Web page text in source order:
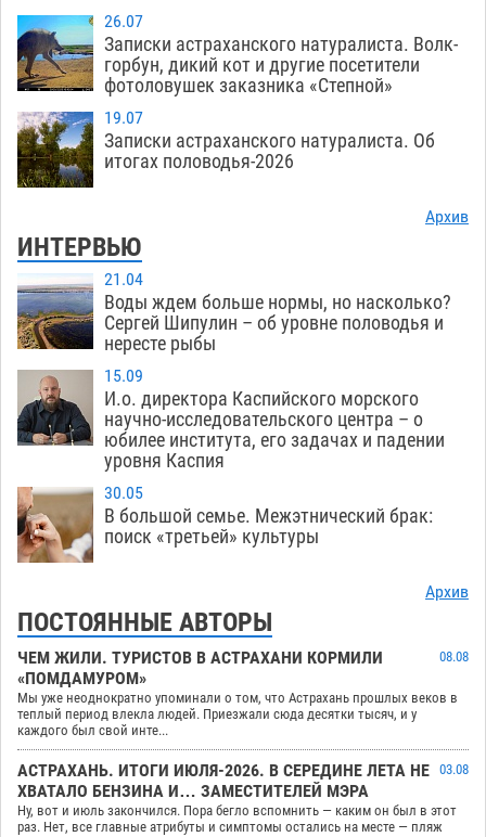
26.07
Записки астраханского натуралиста. Волк-
горбун, дикий кот и другие посетители
фотоловушек заказника «Степной»
19.07
Записки астраханского натуралиста. Об
итогах половодья-2026
Архив
ИНТЕРВЬЮ
21.04
Воды ждем больше нормы, но насколько?
Сергей Шипулин – об уровне половодья и
нересте рыбы
15.09
И.о. директора Каспийского морского
научно-исследовательского центра – о
юбилее института, его задачах и падении
уровня Каспия
30.05
В большой семье. Межэтнический брак:
поиск «третьей» культуры
Архив
ПОСТОЯННЫЕ АВТОРЫ
ЧЕМ ЖИЛИ. ТУРИСТОВ В АСТРАХАНИ КОРМИЛИ
«ПОМДАМУРОМ»
08.08
Мы уже неоднократно упоминали о том, что Астрахань прошлых веков в
теплый период влекла людей. Приезжали сюда десятки тысяч, и у
каждого был свой инте...
АСТРАХАНЬ. ИТОГИ ИЮЛЯ-2026. В СЕРЕДИНЕ ЛЕТА НЕ
ХВАТАЛО БЕНЗИНА И… ЗАМЕСТИТЕЛЕЙ МЭРА
03.08
Ну, вот и июль закончился. Пора бегло вспомнить — каким он был в этот
раз. Нет, все главные атрибуты и симптомы остались на месте — пляж